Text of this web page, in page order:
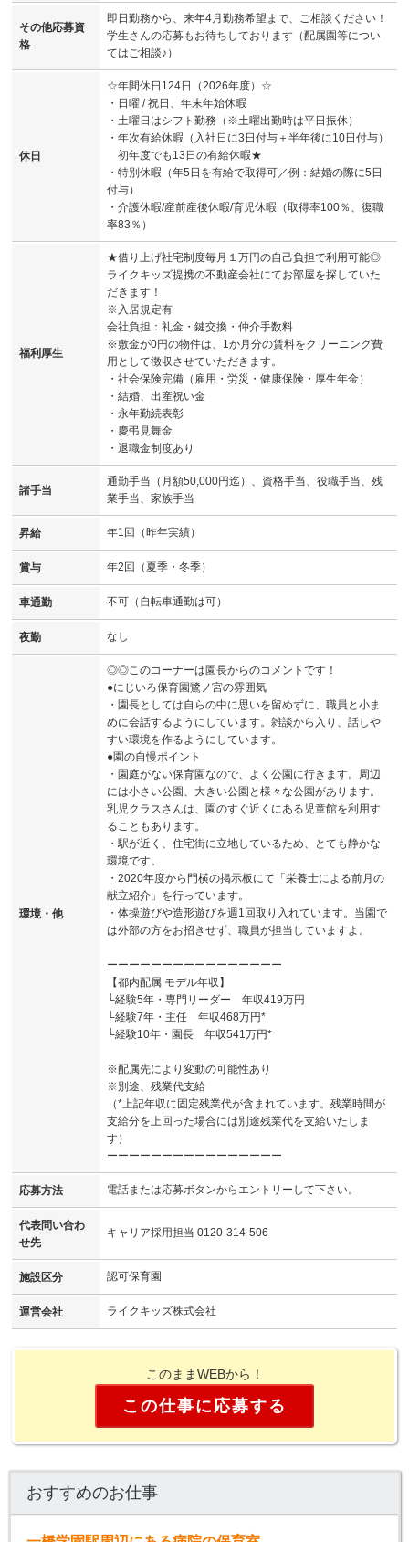
その他応募資
格
即日勤務から、来年4月勤務希望まで、ご相談ください！
学生さんの応募もお待ちしております（配属園等につい
てはご相談♪）
休日
☆年間休日124日（2026年度）☆
・日曜 / 祝日、年末年始休暇
・土曜日はシフト勤務（※土曜出勤時は平日振休）
・年次有給休暇（入社日に3日付与＋半年後に10日付与）
初年度でも13日の有給休暇★
・特別休暇（年5日を有給で取得可／例：結婚の際に5日
付与）
・介護休暇/産前産後休暇/育児休暇（取得率100％、復職
率83％）
福利厚生
★借り上げ社宅制度毎月１万円の自己負担で利用可能◎
ライクキッズ提携の不動産会社にてお部屋を探していた
だきます！
※入居規定有
会社負担：礼金・鍵交換・仲介手数料
※敷金が0円の物件は、1か月分の賃料をクリーニング費
用として徴収させていただきます。
・社会保険完備（雇用・労災・健康保険・厚生年金）
・結婚、出産祝い金
・永年勤続表彰
・慶弔見舞金
・退職金制度あり
諸手当
通勤手当（月額50,000円迄）、資格手当、役職手当、残
業手当、家族手当
昇給 年1回（昨年実績）
賞与 年2回（夏季・冬季）
車通勤 不可（自転車通勤は可）
夜勤 なし
環境・他
◎◎このコーナーは園長からのコメントです！
●にじいろ保育園鷺ノ宮の雰囲気
・園長としては自らの中に思いを留めずに、職員と小ま
めに会話するようにしています。雑談から入り、話しや
すい環境を作るようにしています。
●園の自慢ポイント
・園庭がない保育園なので、よく公園に行きます。周辺
には小さい公園、大きい公園と様々な公園があります。
乳児クラスさんは、園のすぐ近くにある児童館を利用す
ることもあります。
・駅が近く、住宅街に立地しているため、とても静かな
環境です。
・2020年度から門横の掲示板にて「栄養士による前月の
献立紹介」を行っています。
・体操遊びや造形遊びを週1回取り入れています。当園で
は外部の方をお招きせず、職員が担当していますよ。
ーーーーーーーーーーーーーーーー
【都内配属 モデル年収】
└経験5年・専門リーダー 年収419万円
└経験7年・主任 年収468万円*
└経験10年・園長 年収541万円*
※配属先により変動の可能性あり
※別途、残業代支給
（*上記年収に固定残業代が含まれています。残業時間が
支給分を上回った場合には別途残業代を支給いたしま
す）
ーーーーーーーーーーーーーーーー
応募方法 電話または応募ボタンからエントリーして下さい。
代表問い合わ
せ先
キャリア採用担当 0120-314-506
施設区分 認可保育園
運営会社 ライクキッズ株式会社
このままWEBから！
この仕事に応募する
おすすめのお仕事